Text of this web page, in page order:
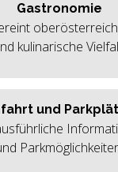
Gastronomie
kulinarische
und